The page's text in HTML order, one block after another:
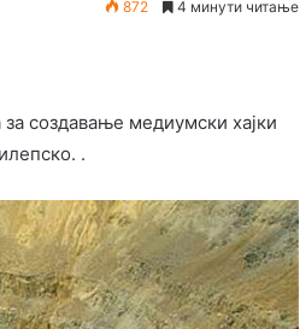
872 4 минути читање
создавање медиумски хајки
.